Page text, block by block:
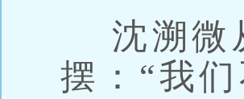
沈溯微
摆：“我